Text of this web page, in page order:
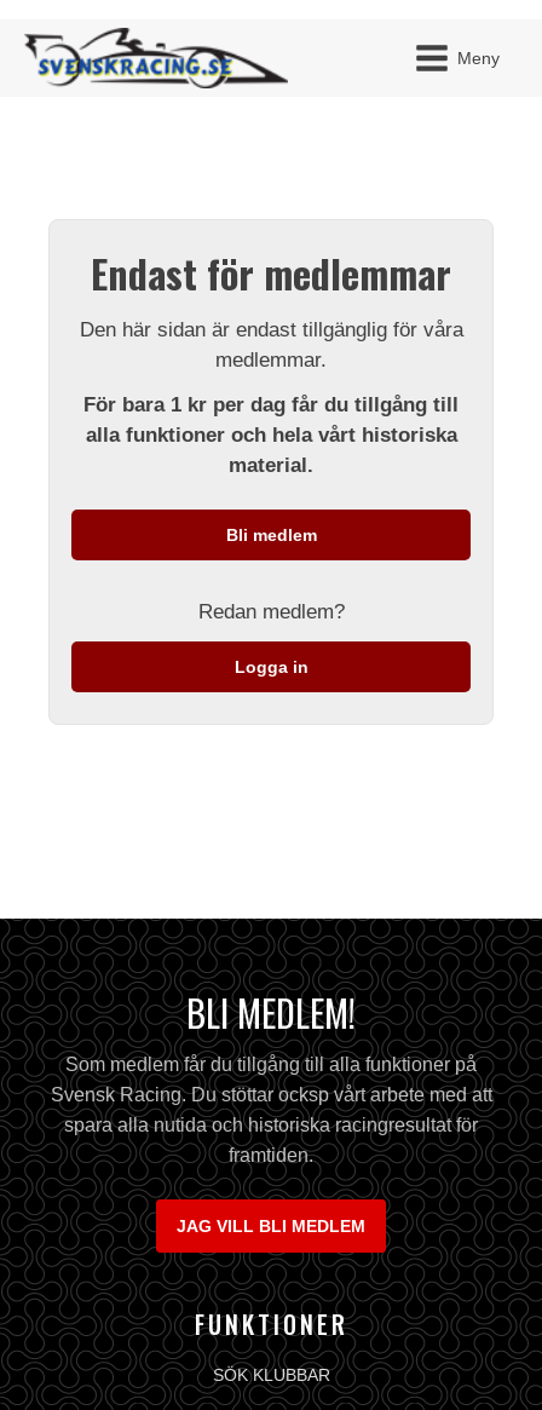
Meny
Endast för medlemmar
Den här sidan är endast tillgänglig för våra
medlemmar.
För bara 1 kr per dag får du tillgång till
alla funktioner och hela vårt historiska
material.
Bli medlem
Redan medlem?
Logga in
BLI MEDLEM!
Som medlem får du tillgång till alla funktioner på
Svensk Racing. Du stöttar ocksp vårt arbete med att
spara alla nutida och historiska racingresultat för
framtiden.
JAG VILL BLI MEDLEM
FUNKTIONER
SÖK KLUBBAR